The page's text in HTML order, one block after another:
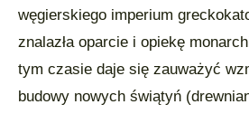
węgierskiego imperium
znalazła oparcie i opiekę
tym czasie daje się zauważyć
budowy nowych świątyń